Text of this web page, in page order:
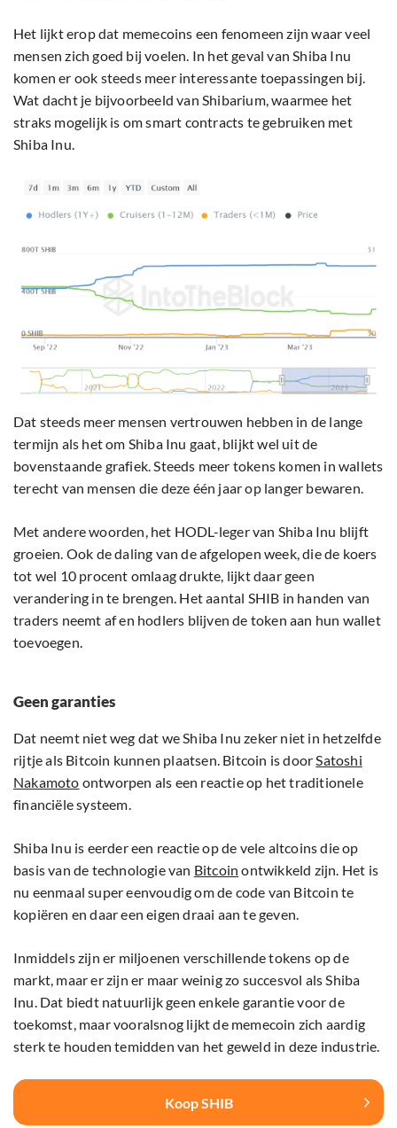
Het lijkt erop dat memecoins een fenomeen zijn waar veel
mensen zich goed bij voelen. In het geval van Shiba Inu
komen er ook steeds meer interessante toepassingen bij.
Wat dacht je bijvoorbeeld van Shibarium, waarmee het
straks mogelijk is om smart contracts te gebruiken met
Shiba Inu.
Dat steeds meer mensen vertrouwen hebben in de lange
termijn als het om Shiba Inu gaat, blijkt wel uit de
bovenstaande grafiek. Steeds meer tokens komen in wallets
terecht van mensen die deze één jaar op langer bewaren.
Met andere woorden, het HODL-leger van Shiba Inu blijft
groeien. Ook de daling van de afgelopen week, die de koers
tot wel 10 procent omlaag drukte, lijkt daar geen
verandering in te brengen. Het aantal SHIB in handen van
traders neemt af en hodlers blijven de token aan hun wallet
toevoegen.
Geen garanties
Dat neemt niet weg dat we Shiba Inu zeker niet in hetzelfde
rijtje als Bitcoin kunnen plaatsen. Bitcoin is doorSatoshi
Nakamoto ontworpen als een reactie op het traditionele
financiële systeem.
Shiba Inu is eerder een reactie op de vele altcoins die op
basis van de technologie van Bitcoin ontwikkeld zijn. Het is
nu eenmaal super eenvoudig om de code van Bitcoin te
kopiëren en daar een eigen draai aan te geven.
Inmiddels zijn er miljoenen verschillende tokens op de
markt, maar er zijn er maar weinig zo succesvol als Shiba
Inu. Dat biedt natuurlijk geen enkele garantie voor de
toekomst, maar vooralsnog lijkt de memecoin zich aardig
sterk te houden temidden van het geweld in deze industrie.
Koop SHIB